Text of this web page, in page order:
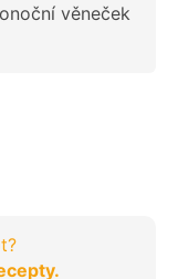
věneček